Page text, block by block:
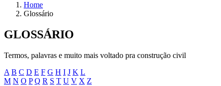
Home
Glossário
GLOSSÁRIO
Termos, palavras e muito mais voltado pra construção civil
A B C D E F G H I J K L
M N O P Q R S T U V X Z